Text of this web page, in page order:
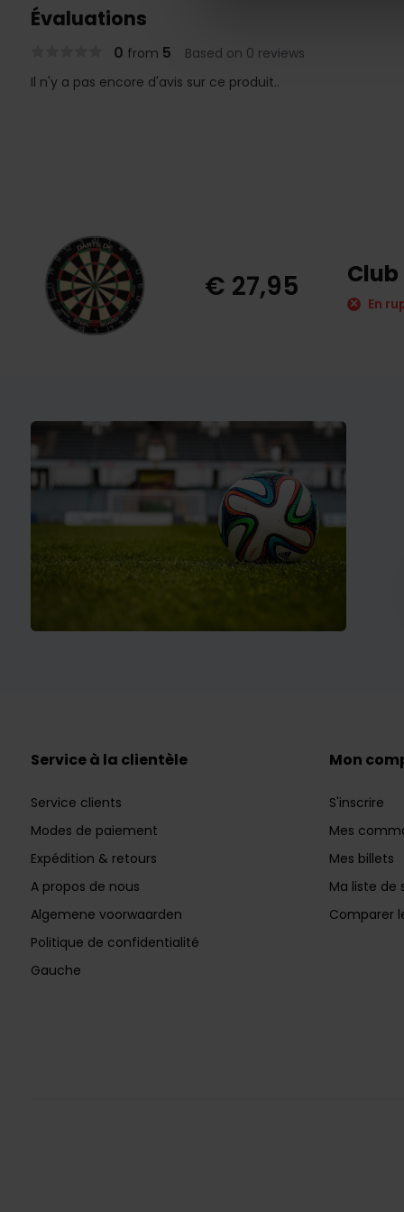
Évaluations
0 from 5 Based on 0 reviews
Il n'y a pas encore d'avis sur ce produit..
€ 27,95
En
Service à la clientèle
Service clients
Modes de paiement
Expédition & retours
A propos de nous
Algemene voorwaarden
Politique de confidentialité
Gauche
Mon
S'inscrire
Mes
Mes billets
Ma liste de
Comparer